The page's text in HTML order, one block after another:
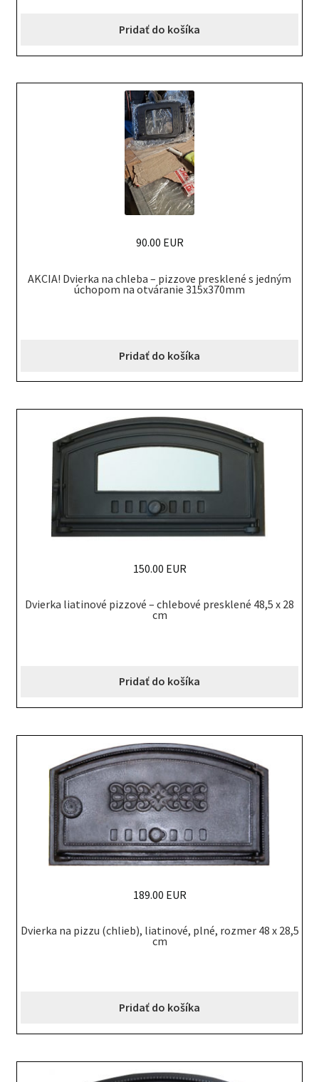
Pridať do košíka
AKCIA! Dvierka na chleba – pizzove presklené s jedným
úchopom na otváranie 315x370mm
90.00 EUR
Pridať do košíka
Dvierka liatinové pizzové – chlebové presklené 48,5 x 28
cm
150.00 EUR
Pridať do košíka
Dvierka na pizzu (chlieb), liatinové, plné, rozmer 48 x 28,5
cm
189.00 EUR
Pridať do košíka